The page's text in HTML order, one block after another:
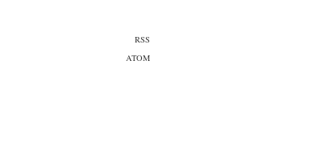
RSS
ATOM